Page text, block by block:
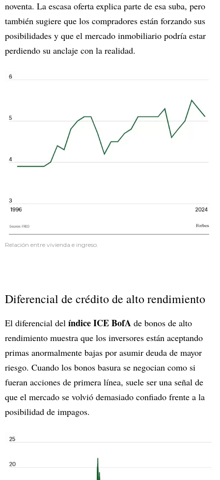
noventa. La escasa oferta explica parte de esa suba, pero
también sugiere que los compradores están forzando sus
posibilidades y que el mercado inmobiliario podría estar
perdiendo su anclaje con la realidad.
Relación entre vivienda e ingreso.
Diferencial de crédito de alto rendimiento
El diferencial del índice ICE BofA de bonos de alto
rendimiento muestra que los inversores están aceptando
primas anormalmente bajas por asumir deuda de mayor
riesgo. Cuando los bonos basura se negocian como si
fueran acciones de primera línea, suele ser una señal de
que el mercado se volvió demasiado confiado frente a la
posibilidad de impagos.